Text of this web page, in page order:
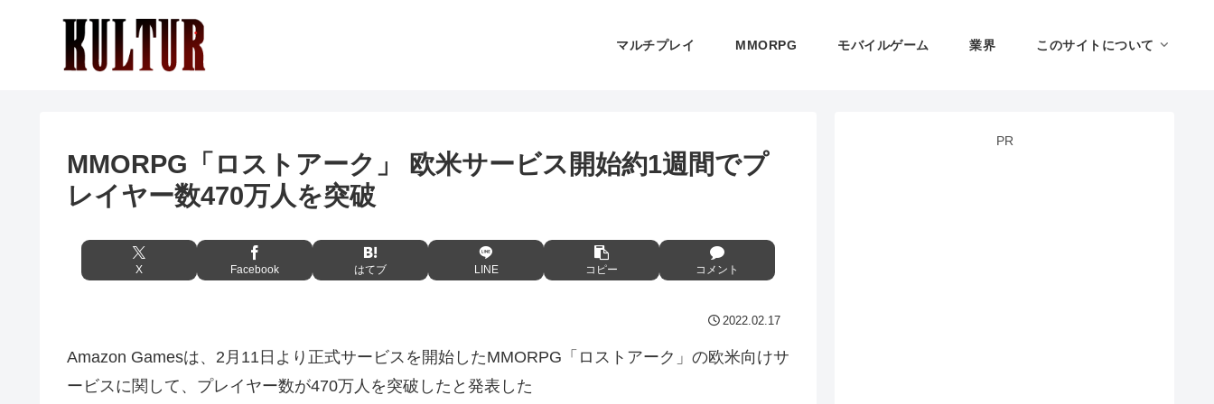
マルチプレイ MMORPG モバイルゲーム 業界 このサイトについて
MMORPG「ロストアーク」 欧米サービス開始約1週間でプ
レイヤー数470万人を突破
X Facebook はてブ LINE コピー コメント
2022.02.17
Amazon Gamesは、2月11日より正式サービスを開始したMMORPG「ロストアーク」の欧米向けサ
ービスに関して、プレイヤー数が470万人を突破したと発表した
PR